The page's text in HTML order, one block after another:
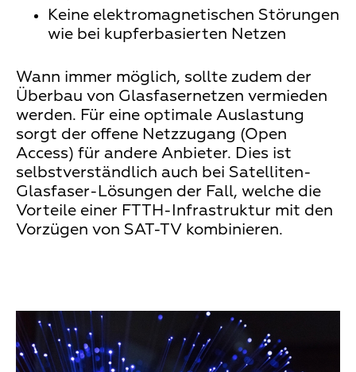
Keine elektromagnetischen Störungen
wie bei kupferbasierten Netzen
Wann immer möglich, sollte zudem der
Überbau von Glasfasernetzen vermieden
werden. Für eine optimale Auslastung
sorgt der offene Netzzugang (Open
Access) für andere Anbieter. Dies ist
selbstverständlich auch bei Satelliten-
Glasfaser-Lösungen der Fall, welche die
Vorteile einer FTTH-Infrastruktur mit den
Vorzügen von SAT-TV kombinieren.
Teaser
Media